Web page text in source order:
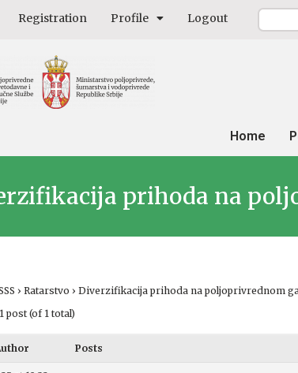
Registration Profile Logout
Home
prihoda na
› Ratarstvo › Diverzifikacija prihoda na poljoprivrednom
post (of 1 total)
Posts